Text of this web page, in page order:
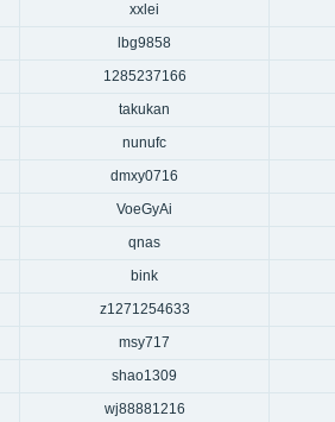
xxlei
lbg9858
1285237166
takukan
nunufc
dmxy0716
VoeGyAi
qnas
bink
z1271254633
msy717
shao1309
wj88881216